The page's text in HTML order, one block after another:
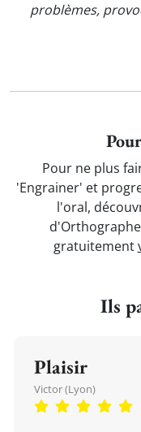
problèmes,
Pour ne plus
'Engrainer' et
l'oral,
gratuitement
Ils
Plaisir
Victor (Lyon)